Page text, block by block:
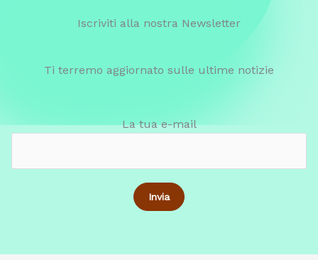
Iscriviti alla nostra Newsletter
Ti terremo aggiornato sulle ultime notizie
La tua e-mail